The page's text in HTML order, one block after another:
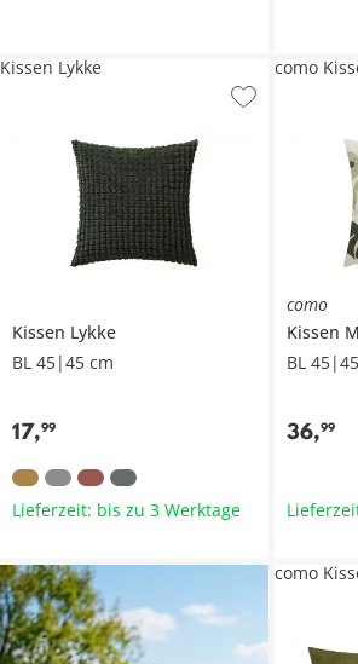
Kissen Lykke
BL 45|45 cm
17,99
Kissen Lykke
Lieferzeit: bis zu 3 Werktage
como
Kissen
BL
36,99
como
como